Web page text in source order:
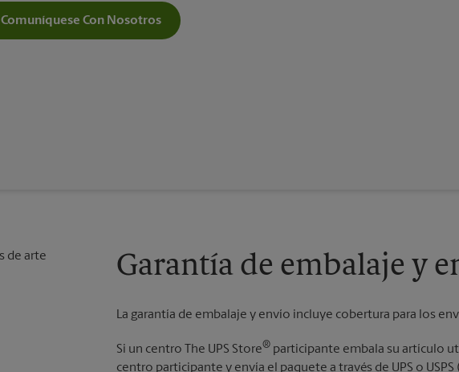
Comuníquese Con Nosotros
Garantía de embalaje y
La garantía de embalaje y envío incluye cobertura para los
Si un centro The UPS Store® participante embala su artículo
centro participante y envía el paquete a través de UPS o